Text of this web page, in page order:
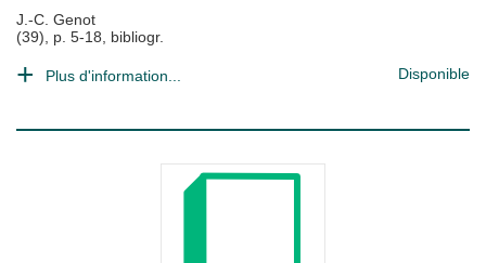
J.-C. Genot
(39), p. 5-18, bibliogr.
Plus d'information... Disponible